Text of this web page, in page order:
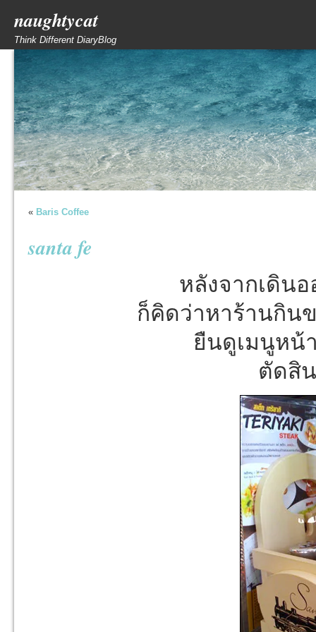
naughtycat
Think Different DiaryBlog
« Baris Coffee
santa fe
หลังจากเดิน
ก็คิดว่าหาร้านกิน
ยืนดูเมนูหน้
ตัดสิ